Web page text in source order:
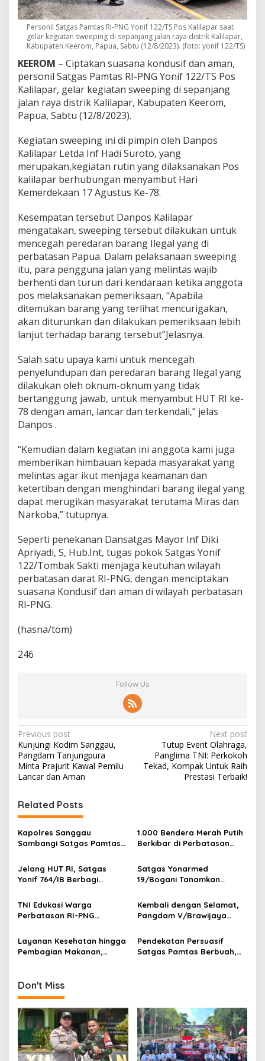
Y
o
n
i
f
1
2
2
/
T
S
s
K
a
l
p
p
a
r
a
k
u
k
a
n
S
w
e
p
i
n
g
Personil Satgas Pamtas RI-PNG Yonif 122/TS Pos Kalilapar saat
gelar kegiatan sweeping di sepanjang jalan raya distrik Kalilapar,
Kabupaten Keerom, Papua, Sabtu (12/8/2023). (foto: yonif 122/TS)
KEEROM – Ciptakan suasana kondusif dan aman,
personil Satgas Pamtas RI-PNG Yonif 122/TS Pos
Kalilapar, gelar kegiatan sweeping di sepanjang
jalan raya distrik Kalilapar, Kabupaten Keerom,
Papua, Sabtu (12/8/2023).
Kegiatan sweeping ini di pimpin oleh Danpos
Kalilapar Letda Inf Hadi Suroto, yang
merupakan,kegiatan rutin yang dilaksanakan Pos
kalilapar berhubungan menyambut Hari
Kemerdekaan 17 Agustus Ke-78.
Kesempatan tersebut Danpos Kalilapar
mengatakan, sweeping tersebut dilakukan untuk
mencegah peredaran barang Ilegal yang di
perbatasan Papua. Dalam pelaksanaan sweeping
itu, para pengguna jalan yang melintas wajib
berhenti dan turun dari kendaraan ketika anggota
pos melaksanakan pemeriksaan, “Apabila
ditemukan barang yang terlihat mencurigakan,
akan diturunkan dan dilakukan pemeriksaan lebih
lanjut terhadap barang tersebut”Jelasnya.
Salah satu upaya kami untuk mencegah
penyelundupan dan peredaran barang Ilegal yang
dilakukan oleh oknum-oknum yang tidak
bertanggung jawab, untuk menyambut HUT RI ke-
78 dengan aman, lancar dan terkendali,” jelas
Danpos .
“Kemudian dalam kegiatan ini anggota kami juga
memberikan himbauan kepada masyarakat yang
melintas agar ikut menjaga keamanan dan
ketertiban dengan menghindari barang ilegal yang
dapat merugikan masyarakat terutama Miras dan
Narkoba,” tutupnya.
Seperti penekanan Dansatgas Mayor Inf Diki
Apriyadi, S, Hub.Int, tugas pokok Satgas Yonif
122/Tombak Sakti menjaga keutuhan wilayah
perbatasan darat RI-PNG, dengan menciptakan
suasana Kondusif dan aman di wilayah perbatasan
RI-PNG.
(hasna/tom)
246
Follow Us
P
o
s
t
n
a
v
i
g
a
t
i
o
n
Previous post
Kunjungi Kodim Sanggau,
Pangdam Tanjungpura
Minta Prajurit Kawal Pemilu
Lancar dan Aman
Next post
Tutup Event Olahraga,
Panglima TNI: Perkokoh
Tekad, Kompak Untuk Raih
Prestasi Terbaik!
Related Posts
Kapolres Sanggau
Sambangi Satgas Pamtas
Perkuat Soliditas TNI-Polri
di Perbatasan
1.000 Bendera Merah Putih
Berkibar di Perbatasan
Jelang HUT RI, Satgas
Yonif 764/IB Berbagi
Satgas Yonarmed
19/Bogani Tanamkan
Perbatasan
TNI Edukasi Warga
Perbatasan RI-PNG
Perkuat Kesadaran Cegah
Penyakit
Kembali dengan Selamat,
Pangdam V/Brawijaya
Satgas Yonif 521/DY di
Perbatasan RI-PNG
Layanan Kesehatan hingga
Pembagian Makanan,
Warga Perbatasan Papua
Pendekatan Persuasif
Satgas Pamtas Berbuah,
Don't Miss